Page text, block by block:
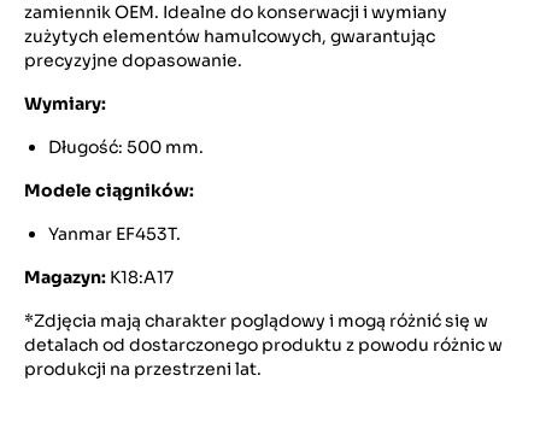
zamiennik OEM. Idealne do konserwacji i wymiany
zużytych elementów hamulcowych, gwarantując
precyzyjne dopasowanie.
Wymiary:
Długość: 500 mm.
Modele ciągników:
Yanmar EF453T.
Magazyn: K18:A17
*Zdjęcia mają charakter poglądowy i mogą różnić się w
detalach od dostarczonego produktu z powodu różnic w
produkcji na przestrzeni lat.